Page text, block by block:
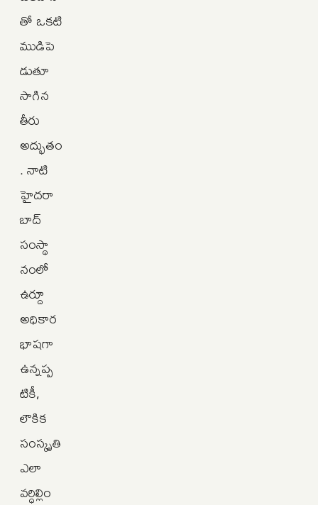
తో ఒకటి
ముడిపె
డుతూ
సాగిన
తీరు
అద్భుతం
. నాటి
హైదరా
బాద్‌
సంస్థా
నంలో
ఉర్దూ
అధికార
భాషగా
ఉన్నప్ప
టికీ,
లౌకిక
సంస్కృతి
ఎలా
వర్ధిల్లిం